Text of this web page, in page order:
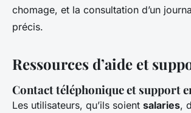
chomage, et la consultation d’un
précis.
Ressources d’aide et
Contact téléphonique et support
Les utilisateurs, qu’ils soient salaries,